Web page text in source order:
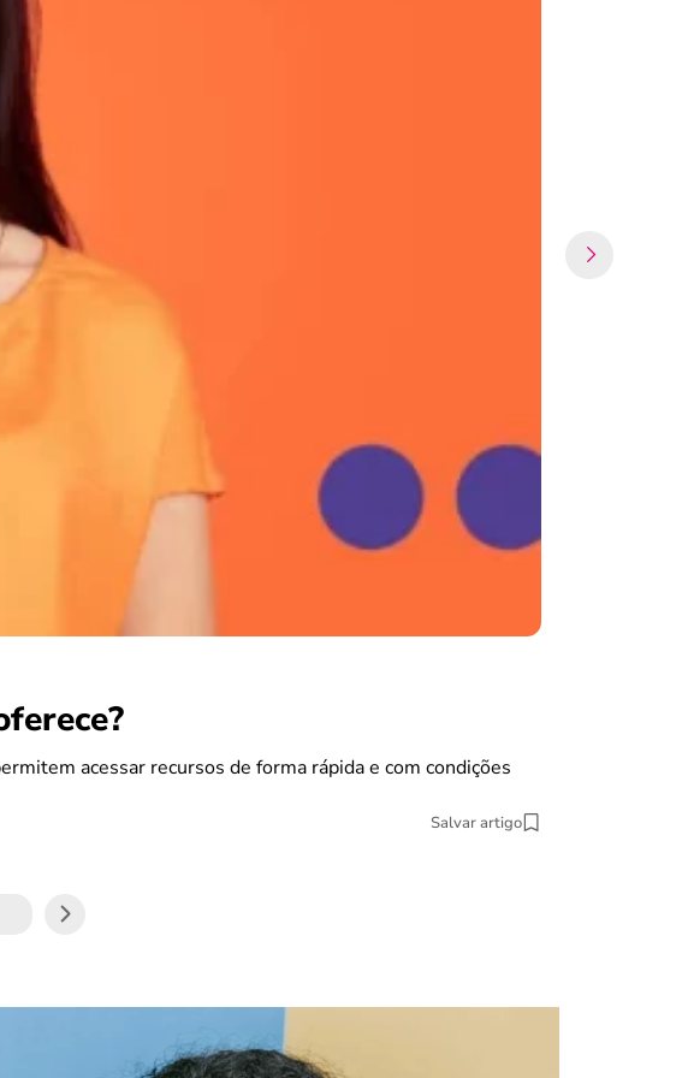
acessar recursos de forma rápida e com condições
Salvar artigo